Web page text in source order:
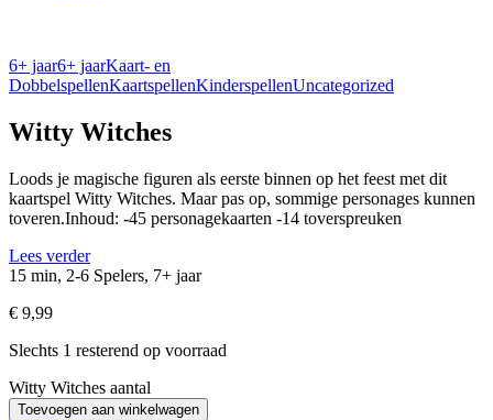
6+ jaar6+ jaarKaart- en
DobbelspellenKaartspellenKinderspellenUncategorized
Witty Witches
Loods je magische figuren als eerste binnen op het feest met dit
kaartspel Witty Witches. Maar pas op, sommige personages kunnen
toveren.Inhoud: -45 personagekaarten -14 toverspreuken
Lees verder
15 min, 2-6 Spelers, 7+ jaar
€ 9,99
Slechts 1 resterend op voorraad
Witty Witches aantal
Toevoegen aan winkelwagen